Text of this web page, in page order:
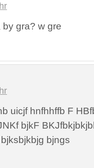
gra? w gre
uicjf hnfhhffb F
bjkF
bjngs